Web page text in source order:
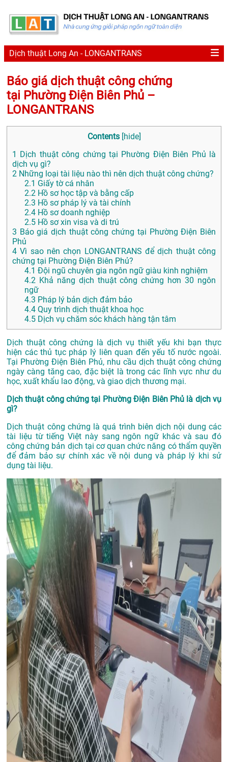
Dịch thuật Long An - LONGANTRANS
Báo giá dịch thuật công chứng
tại Phường Điện Biên Phủ –
LONGANTRANS
Contents [hide]
1
Dịch thuật công chứng tại Phường Điện Biên Phủ là
dịch vụ gì?
2 Những loại tài liệu nào thì nên dịch thuật công chứng?
2.1 Giấy tờ cá nhân
2.2 Hồ sơ học tập và bằng cấp
2.3 Hồ sơ pháp lý và tài chính
2.4 Hồ sơ doanh nghiệp
2.5 Hồ sơ xin visa và di trú
3 Báo giá dịch thuật công chứng tại Phường Điện Biên
Phủ
4 Vì sao nên chọn LONGANTRANS để dịch thuật công
chứng tại Phường Điện Biên Phủ?
4.1 Đội ngũ chuyên gia ngôn ngữ giàu kinh nghiệm
4.2 Khả năng dịch thuật công chứng hơn 30 ngôn
ngữ
4.3 Pháp lý bản dịch đảm bảo
4.4 Quy trình dịch thuật khoa học
4.5 Dịch vụ chăm sóc khách hàng tận tâm
Dịch thuật công chứng là dịch vụ thiết yếu khi bạn thực
hiện các thủ tục pháp lý liên quan đến yếu tố nước ngoài.
Tại Phường Điện Biên Phủ, nhu cầu dịch thuật công chứng
ngày càng tăng cao, đặc biệt là trong các lĩnh vực như du
học, xuất khẩu lao động, và giao dịch thương mại.
Dịch thuật công chứng tại Phường Điện Biên Phủ là dịch vụ
gì?
Dịch thuật công chứng là quá trình biên dịch nội dung các
tài liệu từ tiếng Việt này sang ngôn ngữ khác và sau đó
công chứng bản dịch tại cơ quan chức năng có thẩm quyền
để đảm bảo sự chính xác về nội dung và pháp lý khi sử
dụng tài liệu.